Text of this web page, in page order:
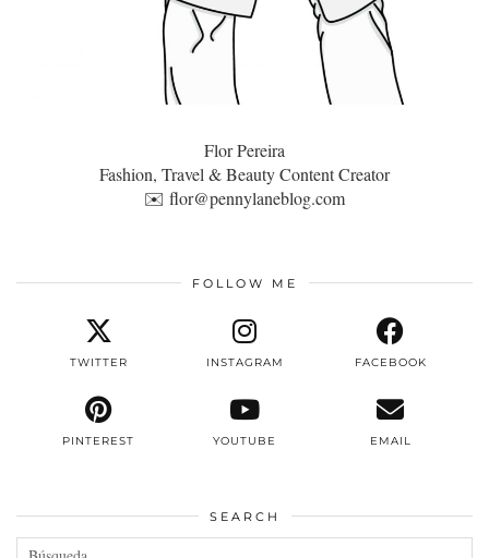
Flor Pereira
Fashion, Travel & Beauty Content Creator
✉️ flor@pennylaneblog.com
FOLLOW ME
TWITTER INSTAGRAM FACEBOOK
PINTEREST YOUTUBE EMAIL
SEARCH